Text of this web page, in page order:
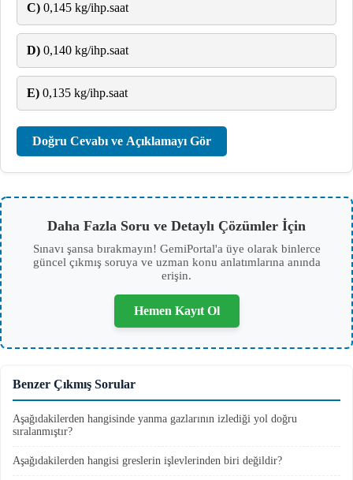
C) 0,145 kg/ihp.saat
D) 0,140 kg/ihp.saat
E) 0,135 kg/ihp.saat
Doğru Cevabı ve Açıklamayı Gör
Daha Fazla Soru ve Detaylı Çözümler İçin
Sınavı şansa bırakmayın! GemiPortal'a üye olarak binlerce
güncel çıkmış soruya ve uzman konu anlatımlarına anında
erişin.
Hemen Kayıt Ol
Benzer Çıkmış Sorular
Aşağıdakilerden hangisinde yanma gazlarının izlediği yol doğru
sıralanmıştır?
Aşağıdakilerden hangisi greslerin işlevlerinden biri değildir?